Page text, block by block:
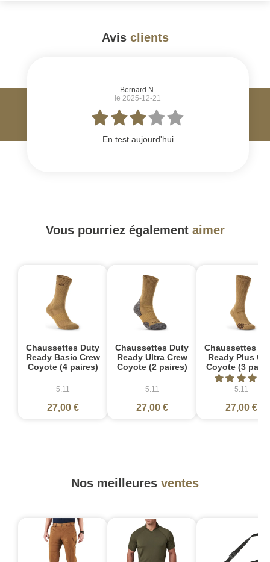
Avis clients
Bernard N.
le 2025-12-21
En test aujourd'hui
Vous pourriez également aimer
Chaussettes Duty
Ready Basic Crew
Coyote (4 paires)
5.11
27,00 €
Chaussettes Duty
Ready Ultra Crew
Coyote (2 paires)
5.11
27,00 €
Chaussettes
Ready Plus
Coyote (3
5.11
27,00 €
Nos meilleures ventes